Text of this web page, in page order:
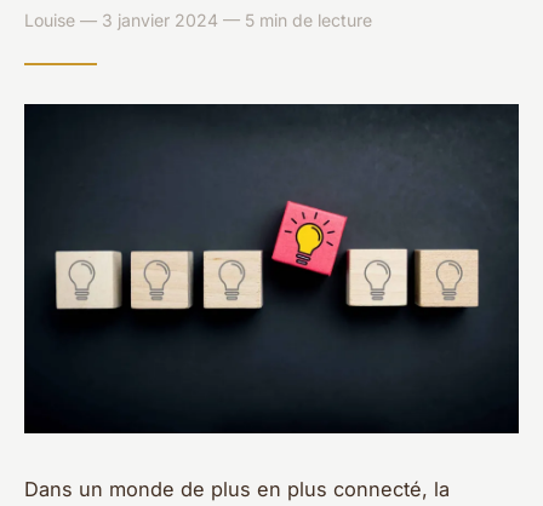
Louise — 3 janvier 2024 — 5 min de lecture
Dans un monde de plus en plus connecté, la